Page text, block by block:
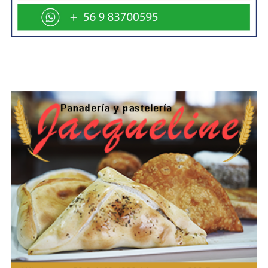
Un congreso para el intercambio de experiencias
El Congreso Nacional de Municipalidades Turísticas tiene
versión, el programa incluyó conferencias, exposiciones y
talleres que abordaron temáticas como la gestión del
destino, la promoción turística, el desarrollo de productos
y servicios turísticos, y la sustentabilidad.
El director regional (s) de Sernatur, Juan Ignacio Concha,
manifestó su alegría por recibir este evento en la región.
“Este congreso es muy valioso para los municipios de
todo Chile, es la instancia técnica donde nos reunimos a
trabajar las comunas por el desarrollo del turismo,
compartir experiencias y aprender unos de otros.
Estamos seguros de que, al ser anfitriones, nuestra